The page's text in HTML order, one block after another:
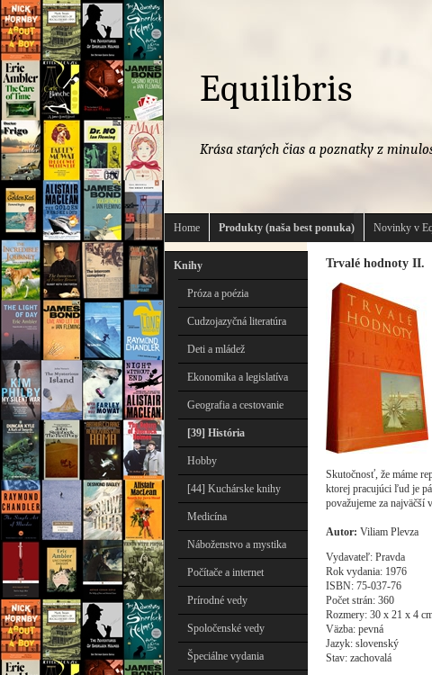
Equilibris
Krása starých čias a poznatky z
Home Produkty (naša best ponuka) Novinky v
Knihy
Próza a poézia
Cudzojazyčná literatúra
Deti a mládež
Ekonomika a legislatíva
Geografia a cestovanie
[39] História
Hobby
[44] Kuchárske knihy
Medicína
Náboženstvo a mystika
Počítače a internet
Prírodné vedy
Spoločenské vedy
Špeciálne vydania
Trvalé hodnoty II.
Skutočnosť, že máme
ktorej pracujúci ľud je
považujeme za najväčší
Autor: Viliam Plevza
Vydavateľ: Pravda
Rok vydania: 1976
ISBN: 75-037-76
Počet strán: 360
Rozmery: 30 x 21 x 4
Väzba: pevná
Jazyk: slovenský
Stav: zachovalá